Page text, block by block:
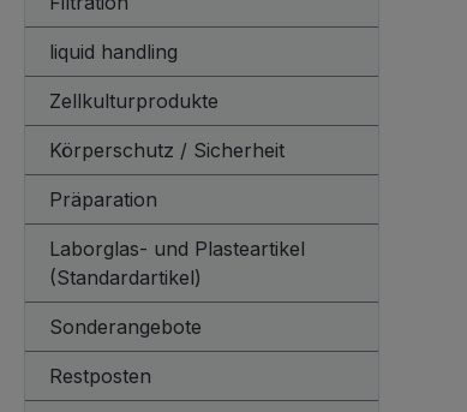
liquid handling
Zellkulturprodukte
Körperschutz / Sicherheit
Präparation
Laborglas- und Plasteartikel
(Standardartikel)
Sonderangebote
Restposten